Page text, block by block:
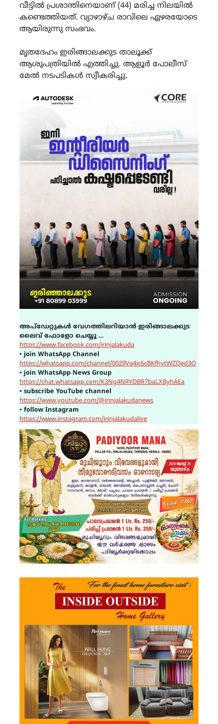
വീട്ടിൽ പ്രശാന്തിനെയാണ് (44) മരിച്ച നിലയിൽ
കണ്ടെത്തിയത്. വ്യാഴാഴ്ച രാവിലെ ഏഴരയോടെ
ആയിരുന്നു സംഭവം.
മൃതദേഹം ഇരിങ്ങാലക്കുട താലൂക്ക്
ആശുപത്രിയിൽ എത്തിച്ചു. ആളൂർ പോലീസ്
മേൽ നടപടികൾ സ്വീകരിച്ചു.
അപ്ഡേറ്റുകൾ വേഗത്തിലറിയാൻ ഇരിങ്ങാലക്കുട
ലൈവ് ഫോളോ ചെയ്യൂ …
https://www.facebook.com/irinjalakuda
▪ join WhatsApp Channel
https://whatsapp.com/channel/0029Va4ic6cBKfhytWZQed3O
▪ join WhatsApp News Group
https://chat.whatsapp.com/K3Ng4NRYDBR7baLXByhAEa
▪ subscribe YouTube channel
https://www.youtube.com/@irinjalakudanews
▪ follow Instagram
https://www.instagram.com/irinjalakudalive